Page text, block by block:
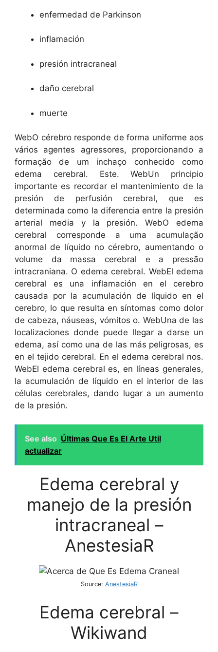
enfermedad de Parkinson
inflamación
presión intracraneal
daño cerebral
muerte
WebO cérebro responde de forma uniforme aos
vários agentes agressores, proporcionando a
formação de um inchaço conhecido como
edema cerebral. Este. WebUn principio
importante es recordar el mantenimiento de la
presión de perfusión cerebral, que es
determinada como la diferencia entre la presión
arterial media y la presión. WebO edema
cerebral corresponde a uma acumulação
anormal de líquido no cérebro, aumentando o
volume da massa cerebral e a pressão
intracraniana. O edema cerebral. WebEl edema
cerebral es una inflamación en el cerebro
causada por la acumulación de líquido en el
cerebro, lo que resulta en síntomas como dolor
de cabeza, náuseas, vómitos o. WebUna de las
localizaciones donde puede llegar a darse un
edema, así como una de las más peligrosas, es
en el tejido cerebral. En el edema cerebral nos.
WebEl edema cerebral es, en líneas generales,
la acumulación de líquido en el interior de las
células cerebrales, dando lugar a un aumento
de la presión.
See also Últimas Que Es El Arte Util
actualizar
Edema cerebral y
manejo de la presión
intracraneal –
AnestesiaR
Source: AnestesiaR
Edema cerebral –
Wikiwand